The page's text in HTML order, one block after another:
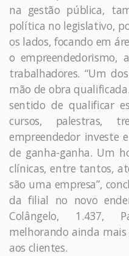
na gestão pública,
política no legislativo,
os lados, focando em
o empreendedorismo,
trabalhadores. “Um
mão de obra
sentido de qualificar
cursos, palestras,
empreendedor investe
de ganha-ganha. Um
clínicas, entre tantos,
são uma empresa”,
da filial no novo
Colângelo, 1.437,
melhorando ainda
aos clientes.